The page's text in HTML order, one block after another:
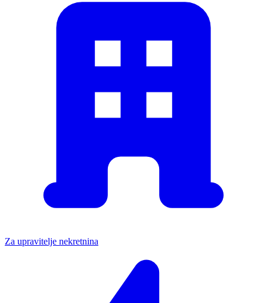
Za upravitelje nekretnina